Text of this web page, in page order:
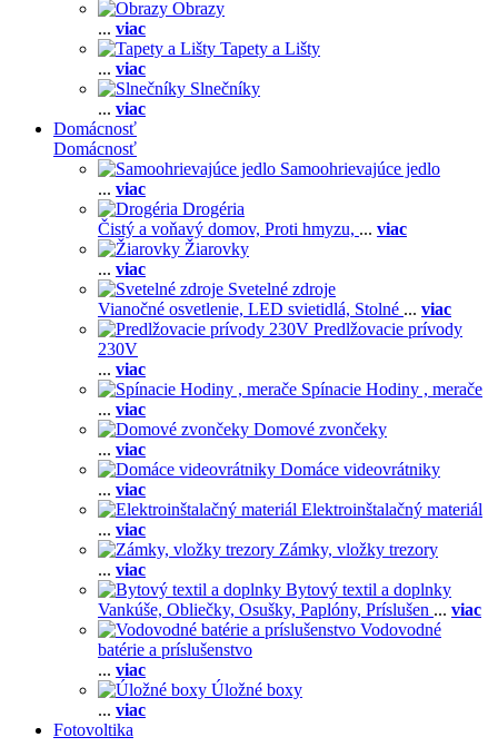
Obrazy
... viac
Tapety a Lišty
... viac
Slnečníky
... viac
Domácnosť
Domácnosť
Samoohrievajúce jedlo
... viac
Drogéria
Čistý a voňavý domov, Proti hmyzu, ... viac
Žiarovky
... viac
Svetelné zdroje
Vianočné osvetlenie, LED svietidlá, Stolné ... viac
Predlžovacie prívody
230V
... viac
Spínacie Hodiny , merače
... viac
Domové zvončeky
... viac
Domáce videovrátniky
... viac
Elektroinštalačný materiál
... viac
Zámky, vložky trezory
... viac
Bytový textil a doplnky
Vankúše, Obliečky, Osušky, Paplóny, Príslušen ... viac
Vodovodné
batérie a príslušenstvo
... viac
Úložné boxy
... viac
Fotovoltika